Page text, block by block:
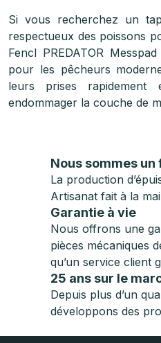
Si vous recherchez un
respectueux des poissons
Fencl PREDATOR
pour les pêcheurs
leurs prises rapidement
endommager la couche de
Nous sommes
La production
Artisanat fait à la
Garantie à vie
Nous offrons une
pièces mécaniques
qu’un service client
25 ans sur le
Depuis plus d’un
développons des